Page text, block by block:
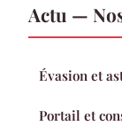
Actu —
Évasion et
Portail et